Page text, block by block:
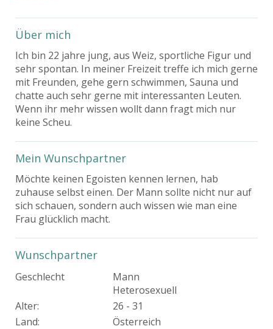
Über mich
Ich bin 22 jahre jung, aus Weiz, sportliche Figur und
sehr spontan. In meiner Freizeit treffe ich mich gerne
mit Freunden, gehe gern schwimmen, Sauna und
chatte auch sehr gerne mit interessanten Leuten.
Wenn ihr mehr wissen wollt dann fragt mich nur
keine Scheu.
Mein Wunschpartner
Möchte keinen Egoisten kennen lernen, hab
zuhause selbst einen. Der Mann sollte nicht nur auf
sich schauen, sondern auch wissen wie man eine
Frau glücklich macht.
Wunschpartner
Geschlecht
Mann
Heterosexuell
Alter:
26 - 31
Land:
Österreich